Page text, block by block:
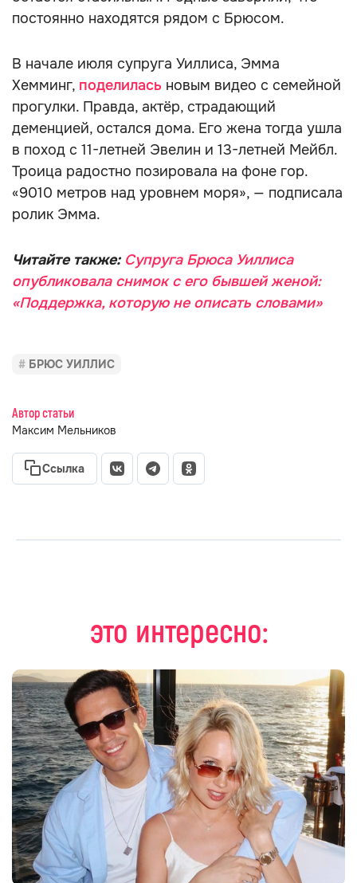
постоянно находятся рядом с Брюсом.
В начале июля супруга Уиллиса, Эмма
Хемминг, поделилась новым видео с семейной
прогулки. Правда, актёр, страдающий
деменцией, остался дома. Его жена тогда ушла
в поход с 11-летней Эвелин и 13-летней Мейбл.
Троица радостно позировала на фоне гор.
«9010 метров над уровнем моря», — подписала
ролик Эмма.
Читайте также: Супруга Брюса Уиллиса
опубликовала снимок с его бывшей женой:
«Поддержка, которую не описать словами»
БРЮС УИЛЛИС
Автор статьи
Максим Мельников
Ссылка
это интересно: